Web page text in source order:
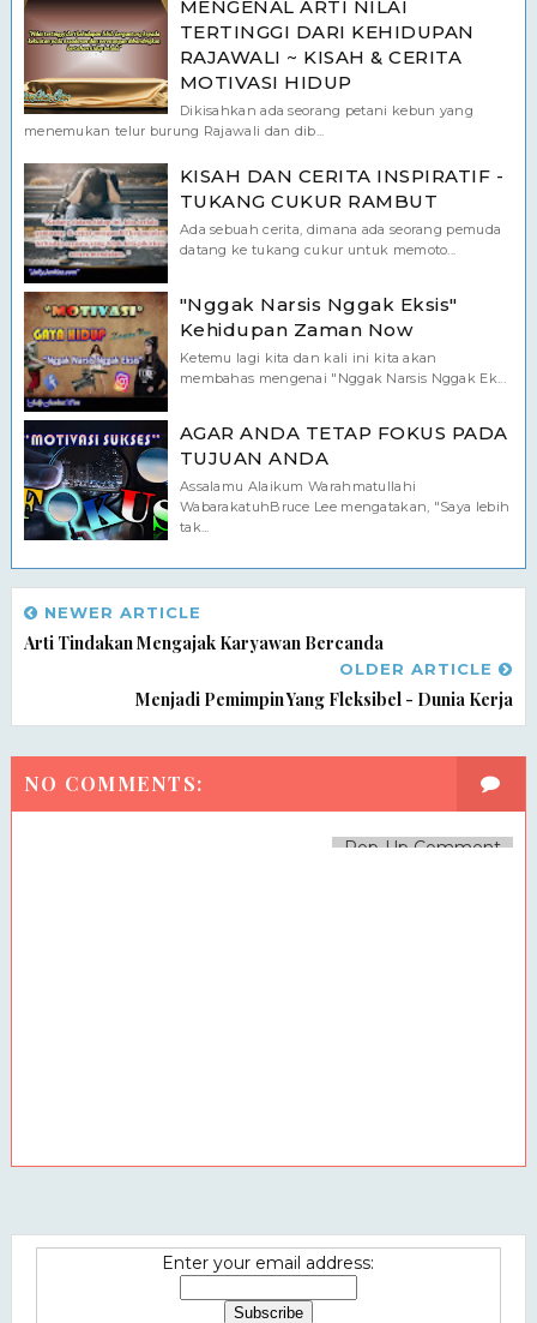
MENGENAL ARTI NILAI
TERTINGGI DARI KEHIDUPAN
RAJAWALI ~ KISAH & CERITA
MOTIVASI HIDUP
Dikisahkan ada seorang petani kebun yang
menemukan telur burung Rajawali dan dib...
KISAH DAN CERITA INSPIRATIF -
TUKANG CUKUR RAMBUT
Ada sebuah cerita, dimana ada seorang pemuda
datang ke tukang cukur untuk memoto...
"Nggak Narsis Nggak Eksis"
Kehidupan Zaman Now
Ketemu lagi kita dan kali ini kita akan
membahas mengenai "Nggak Narsis Nggak Ek...
AGAR ANDA TETAP FOKUS PADA
TUJUAN ANDA
Assalamu Alaikum Warahmatullahi
WabarakatuhBruce Lee mengatakan, "Saya lebih
tak...
NEWER ARTICLE
Arti Tindakan Mengajak Karyawan Bercanda
OLDER ARTICLE
Menjadi Pemimpin Yang Fleksibel - Dunia Kerja
NO COMMENTS:
Pop-Up Comment
Enter your email address: